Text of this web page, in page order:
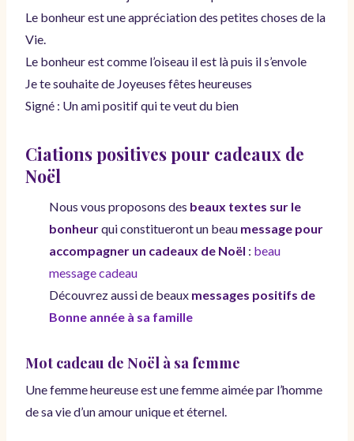
Le bonheur est une appréciation des petites choses de la
Vie.
Le bonheur est comme l’oiseau il est là puis il s’envole
Je te souhaite de Joyeuses fêtes heureuses
Signé : Un ami positif qui te veut du bien
Ciations positives pour cadeaux de
Noël
Nous vous proposons des beaux textes sur le
bonheurqui constitueront un beau message pour
accompagner un cadeaux de Noël : beau
message cadeau
Découvrez aussi de beaux messages positifs de
Bonne année à sa famille
Mot cadeau de Noël à sa femme
Une femme heureuse est une femme aimée par l’homme
de sa vie d’un amour unique et éternel.